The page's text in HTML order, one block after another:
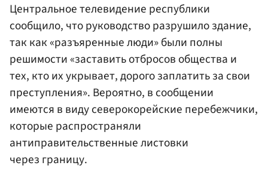
Центральное телевидение республики
сообщило, что руководство разрушило здание,
так как «разъяренные люди» были полны
решимости «заставить отбросов общества и
тех, кто их укрывает, дорого заплатить за свои
преступления». Вероятно, в сообщении
имеются в виду северокорейские перебежчики,
которые распространяли
антиправительственные листовки
через границу.